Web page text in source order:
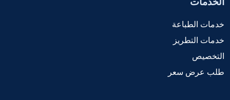
خدمات الطباعة
خدمات التطريز
التخصيص
طلب عرض سعر